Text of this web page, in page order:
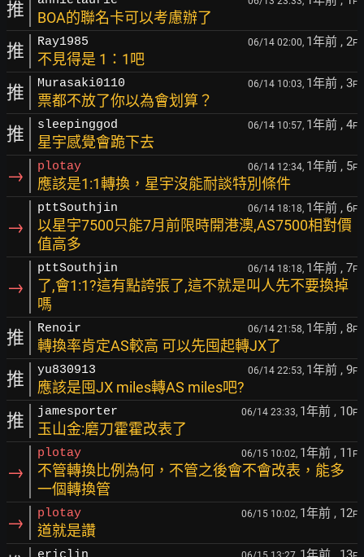
推 BOA的聯名卡可以考慮辦了
推 Ray1985 06/14 02:00, 1年前 , 2F
不見得是 1：1吧
推 Murasaki0110 06/14 10:03, 1年前 , 3F
票都不放了你以為會划算？
推 sleepinggod 06/14 10:57, 1年前 , 4F
星宇感覺會跪下去
→ plotay 06/14 12:34, 1年前 , 5F
應該是1:1轉換，星宇沒能耐談特別條件
→
pttSouthjin 06/14 18:18, 1年前 , 6F
以星宇7500只能7月前限時開港澳,AS7500相對價
值高多
→
pttSouthjin 06/14 18:18, 1年前 , 7F
了,會1:1?這有點誇張了,這不就是叫人先不要換掉
嗎
推 Renoir 06/14 21:58, 1年前 , 8F
轉換率肯定AS較高 可以先囤起轉JX了
推 yu830913 06/14 22:53, 1年前 , 9F
應該是囤JX miles轉AS miles吧?
推 jamesporter 06/14 23:33, 1年前 , 10F
玉山金:磨刀霍霍改表了
→
plotay 06/15 10:02, 1年前 , 11 F
不管轉換比例為何，不管之後會不會改表，能多
一個轉換管
→ plotay 06/15 10:02, 1年前 , 12F
道就是讚